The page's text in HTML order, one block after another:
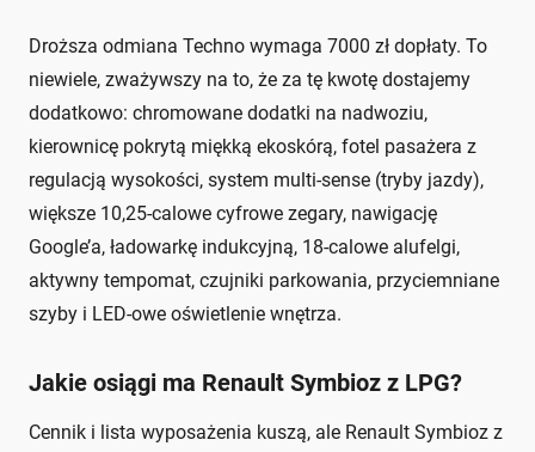
Droższa odmiana Techno wymaga 7000 zł dopłaty. To
niewiele, zważywszy na to, że za tę kwotę dostajemy
dodatkowo: chromowane dodatki na nadwoziu,
kierownicę pokrytą miękką ekoskórą, fotel pasażera z
regulacją wysokości, system multi-sense (tryby jazdy),
większe 10,25-calowe cyfrowe zegary, nawigację
Google’a, ładowarkę indukcyjną, 18-calowe alufelgi,
aktywny tempomat, czujniki parkowania, przyciemniane
szyby i LED-owe oświetlenie wnętrza.
Jakie osiągi ma Renault Symbioz z LPG?
Cennik i lista wyposażenia kuszą, ale Renault Symbioz z